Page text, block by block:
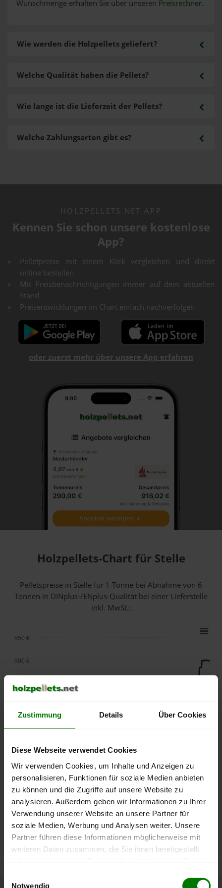
Zustimmung Details Über Cookies
Diese Webseite verwendet Cookies
Wir verwenden Cookies, um Inhalte und Anzeigen zu
personalisieren, Funktionen für soziale Medien anbieten
zu können und die Zugriffe auf unsere Website zu
analysieren. Außerdem geben wir Informationen zu Ihrer
Verwendung unserer Website an unsere Partner für
soziale Medien, Werbung und Analysen weiter. Unsere
Partner führen diese Informationen möglicherweise mit
weiteren Daten zusammen, die Sie ihnen bereitgestellt
Notwendig
Wunschmenge erhalten Sie über unseren Preisrechner.
Wie werden die Holzpellets geliefert?
Welche Zahlungsarten gibt es?
Welche Qualität haben die Pellets?
Wie lange ist die Lieferzeit der Pellets?
HOLZPELLETS.NET APP
Kennen Sie schon unsere kostenlose
App?
Pelletpreise mit einem Klick vergleichen und direkt
online bestellen
Mit Preisbenachrichtigungen immer auf dem aktuellen
Stand
Preisentwicklungen im Chart einfach nachverfolgen
oder zuerst mehr über unsere App erfahren
Holzpellets-Chart für Stelle
Pelletspreise in Stelle für 1 Tonne bei Abnahmevon 6
Tonnen in DINplus-/ENplus-Qualität bei einer Lieferstelle
inkl. MwSt.:
lose Ware Sackware
September
2025
Januar
2026
Mai
2026
300 €
350 €
450 €
500 €
550 €
Die aktuelle Preisentwicklung für Holzpellets in Deutschland
können Sie jederzeit auf unsererPelletspreise-Seite
nachvollziehen.